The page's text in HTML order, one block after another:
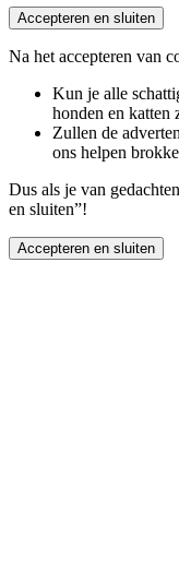
Accepteren en sluiten
Na het accepteren van
Kun je alle
honden en katten
Zullen de
ons helpen
Dus als je van
en sluiten”!
Accepteren en sluiten